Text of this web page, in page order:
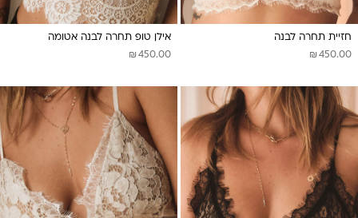
חזיית תחרה לבנה
₪ 450.00
אילן טופ תחרה לבנה אטומה
₪ 450.00